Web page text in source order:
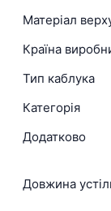
Матеріал
Країна
Тип каблука
Категорія
Додатково
Довжина